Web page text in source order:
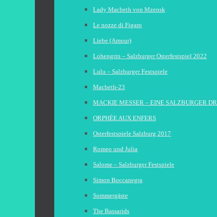
Lady Macbeth von Mzensk
Le nozze di Figaro
Liebe (Amour)
Lohengrin – Salzburger Osterfestspiel 2022
Lulu – Salzburger Festspiele
Macbeth-23
MACKIE MESSER – EINE SALZBURGER
ORPHÉE AUX ENFERS
Osterfestspiele Salzburg 2017
Romeo und Julia
Salome – Salzburger Festspiele
Simon Boccanegra
Sommergäste
The Bassarids